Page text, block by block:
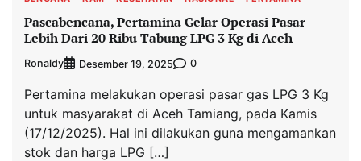
Pascabencana, Pertamina Gelar Operasi Pasar
Lebih Dari 20 Ribu Tabung LPG 3 Kg di Aceh
Ronaldy Desember 19, 2025 0
Pertamina melakukan operasi pasar gas LPG 3 Kg
untuk masyarakat di Aceh Tamiang, pada Kamis
(17/12/2025). Hal ini dilakukan guna mengamankan
stok dan harga LPG […]